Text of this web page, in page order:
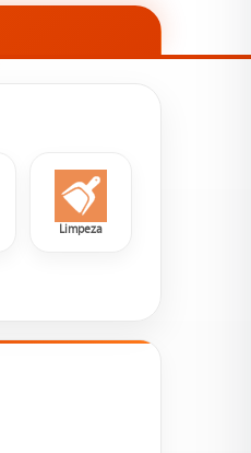
Limpeza